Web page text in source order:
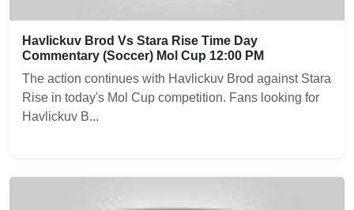
Havlickuv Brod Vs Stara Rise Time Day
Commentary (Soccer) Mol Cup 12:00 PM
The action continues with Havlickuv Brod against Stara
Rise in today's Mol Cup competition. Fans looking for
Havlickuv B...